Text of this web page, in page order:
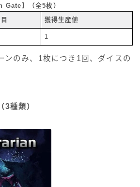
Gate】（全5枚）
獲得生産値
1
ンのみ、1枚につき1回、ダイスの
3種類）